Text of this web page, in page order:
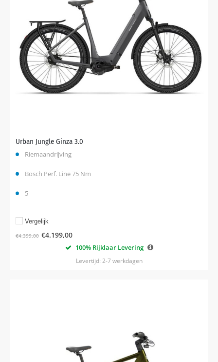
Urban Jungle Ginza 3.0
100% Rijklaar Levering
Levertijd: 2-7 werkdagen
Riemaandrijving
Bosch Perf. Line 75 Nm
5
€4.399,00 €4.199,00
Vergelijk